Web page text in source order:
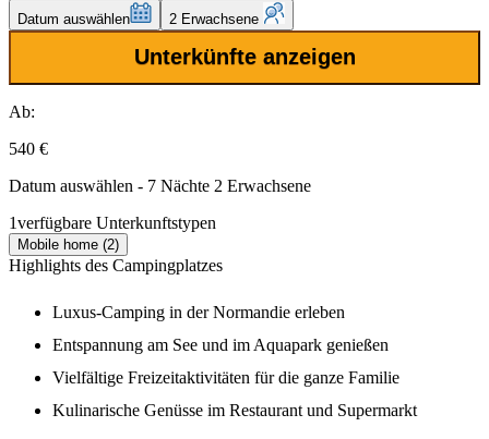
Datum auswählen 2 Erwachsene
Unterkünfte anzeigen
Ab:
540 €
Datum auswählen - 7 Nächte 2 Erwachsene
1verfügbare Unterkunftstypen
Mobile home (2)
Highlights des Campingplatzes
Luxus-Camping in der Normandie erleben
Entspannung am See und im Aquapark genießen
Vielfältige Freizeitaktivitäten für die ganze Familie
Kulinarische Genüsse im Restaurant und Supermarkt